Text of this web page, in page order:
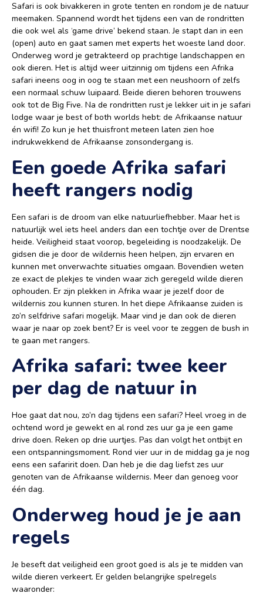
Safari is ook bivakkeren in grote tenten en rondom je de natuur
meemaken. Spannend wordt het tijdens een van de rondritten
die ook wel als ‘game drive’ bekend staan. Je stapt dan in een
(open) auto en gaat samen met experts het woeste land door.
Onderweg word je getrakteerd op prachtige landschappen en
ook dieren. Het is altijd weer uitzinnig om tijdens een Afrika
safari ineens oog in oog te staan met een neushoorn of zelfs
een normaal schuw luipaard. Beide dieren behoren trouwens
ook tot de Big Five. Na de rondritten rust je lekker uit in je safari
lodge waar je best of both worlds hebt: de Afrikaanse natuur
én wifi! Zo kun je het thuisfront meteen laten zien hoe
indrukwekkend de Afrikaanse zonsondergang is.
Een goede Afrika safari
heeft rangers nodig
Een safari is de droom van elke natuurliefhebber. Maar het is
natuurlijk wel iets heel anders dan een tochtje over de Drentse
heide. Veiligheid staat voorop, begeleiding is noodzakelijk. De
gidsen die je door de wildernis heen helpen, zijn ervaren en
kunnen met onverwachte situaties omgaan. Bovendien weten
ze exact de plekjes te vinden waar zich geregeld wilde dieren
ophouden. Er zijn plekken in Afrika waar je jezelf door de
wildernis zou kunnen sturen. In het diepe Afrikaanse zuiden is
zo’n selfdrive safari mogelijk. Maar vind je dan ook de dieren
waar je naar op zoek bent? Er is veel voor te zeggen de bush in
te gaan met rangers.
Afrika safari: twee keer
per dag de natuur in
Hoe gaat dat nou, zo’n dag tijdens een safari? Heel vroeg in de
ochtend word je gewekt en al rond zes uur ga je een game
drive doen. Reken op drie uurtjes. Pas dan volgt het ontbijt en
een ontspanningsmoment. Rond vier uur in de middag ga je nog
eens een safaririt doen. Dan heb je die dag liefst zes uur
genoten van de Afrikaanse wildernis. Meer dan genoeg voor
één dag.
Onderweg houd je je aan
regels
Je beseft dat veiligheid een groot goed is als je te midden van
wilde dieren verkeert. Er gelden belangrijke spelregels
waaronder: